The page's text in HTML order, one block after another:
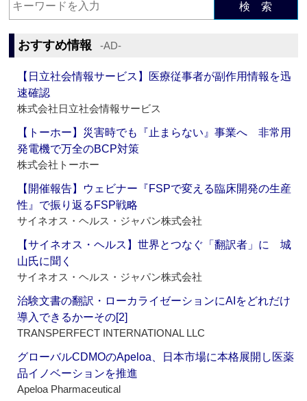
検 索
おすすめ情報 ‐AD‐
【日立社会情報サービス】医療従事者が副作用情報を迅
速確認
株式会社日立社会情報サービス
【トーホー】災害時でも『止まらない』事業へ 非常用
発電機で万全のBCP対策
株式会社トーホー
【開催報告】ウェビナー『FSPで変える臨床開発の生産
性』で振り返るFSP戦略
サイネオス・ヘルス・ジャパン株式会社
【サイネオス・ヘルス】世界とつなぐ「翻訳者」に 城
山氏に聞く
サイネオス・ヘルス・ジャパン株式会社
治験文書の翻訳・ローカライゼーションにAIをどれだけ
導入できるかーその[2]
TRANSPERFECT INTERNATIONAL LLC
グローバルCDMOのApeloa、日本市場に本格展開し医薬
品イノベーションを推進
Apeloa Pharmaceutical